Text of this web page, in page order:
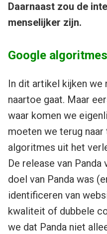
Daarnaast zou de
menselijker zijn.
Google
In dit artikel kijken we
naartoe gaat. Maar
waar komen we
moeten we terug
algoritmes uit het
De release van
doel van Panda was
identificeren van
kwaliteit of dubbele
we dat Panda niet